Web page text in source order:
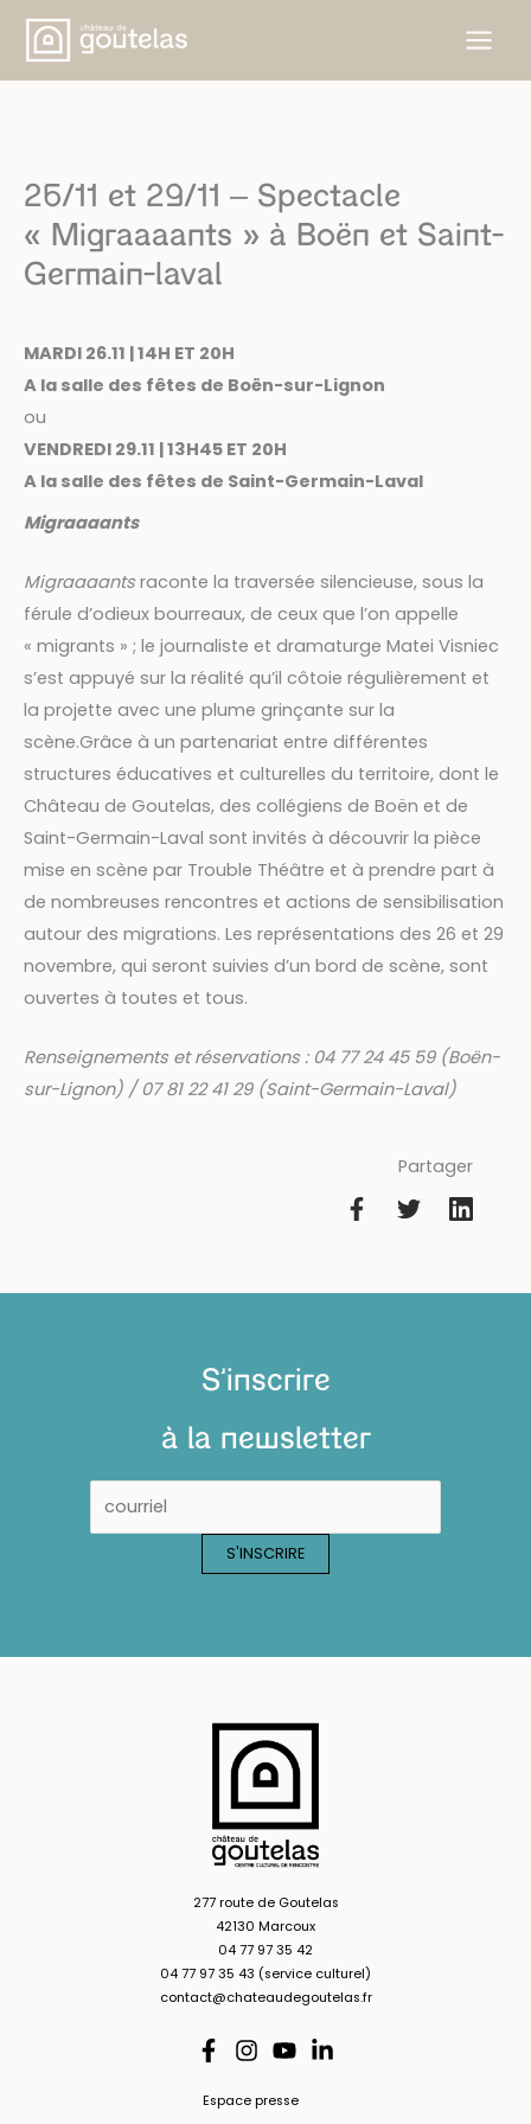
Aller
contenu
26/11 et 29/11 – Spectacle
« Migraaaants » à Boën et Saint-
Germain-laval
MARDI 26.11 | 14H ET 20H
A la salle des fêtes de Boën-sur-Lignon
ou
VENDREDI 29.11 | 13H45 ET 20H
A la salle des fêtes de Saint-Germain-Laval
Migraaaants
Migraaaants raconte la traversée silencieuse, sous la
férule d’odieux bourreaux, de ceux que l’on appelle
« migrants » ; le journaliste et dramaturge Matei Visniec
s’est appuyé sur la réalité qu’il côtoie régulièrement et
la projette avec une plume grinçante sur la
scène.Grâce à un partenariat entre différentes
structures éducatives et culturelles du territoire, dont le
Château de Goutelas, des collégiens de Boën et de
Saint-Germain-Laval sont invités à découvrir la pièce
mise en scène par Trouble Théâtre et à prendre part à
de nombreuses rencontres et actions de sensibilisation
autour des migrations. Les représentations des 26 et 29
novembre, qui seront suivies d’un bord de scène, sont
ouvertes à toutes et tous.
Renseignements et réservations : 04 77 24 45 59 (Boën-
sur-Lignon) / 07 81 22 41 29 (Saint-Germain-Laval)
Partager
S'inscrire
à la newsletter
277 route de Goutelas
42130 Marcoux
04 77 97 35 42
04 77 97 35 43 (service culturel)
contact@chateaudegoutelas.fr
Espace presse